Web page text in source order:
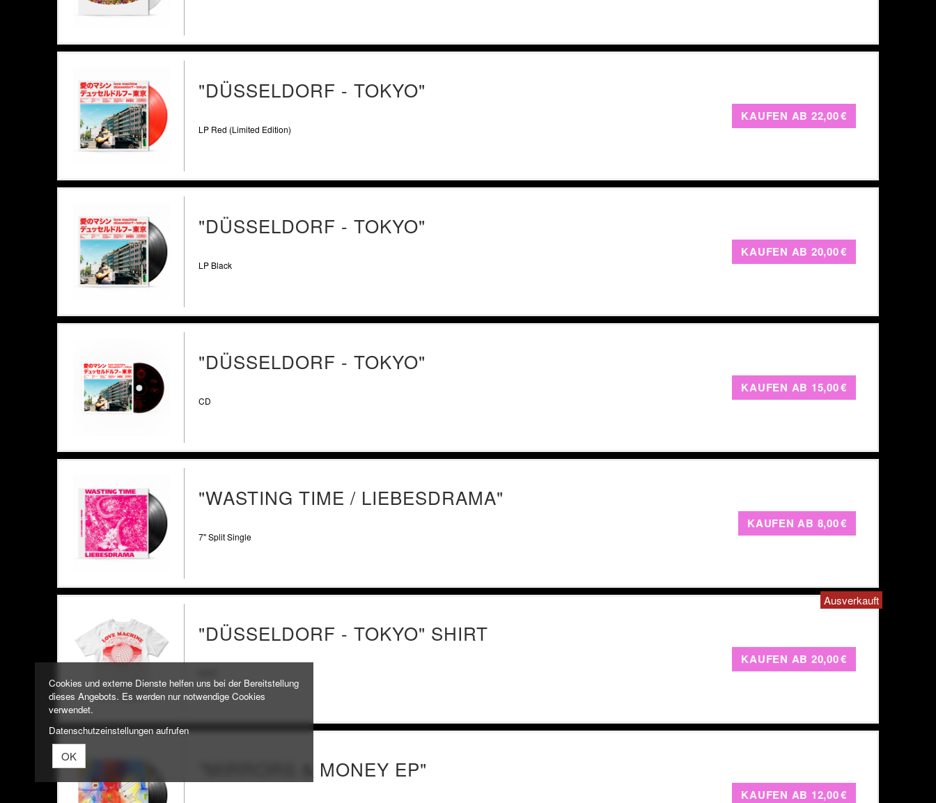
"DÜSSELDORF - TOKYO"
LP Red (Limited Edition)
KAUFEN AB 22,00 €
"DÜSSELDORF - TOKYO"
LP Black
KAUFEN AB 20,00 €
"DÜSSELDORF - TOKYO"
CD
KAUFEN AB 15,00 €
"WASTING TIME / LIEBESDRAMA"
7" Split Single
KAUFEN AB 8,00 €
Ausverkauft
"DÜSSELDORF - TOKYO" SHIRT
KAUFEN AB 20,00 €
"MIRRORS & MONEY EP"
KAUFEN AB 12,00 €
Cookies und externe Dienste helfen uns bei der Bereitstellung
dieses Angebots. Es werden nur notwendige Cookies
verwendet.
Datenschutzeinstellungen aufrufen
OK